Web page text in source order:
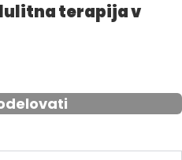
terapija v